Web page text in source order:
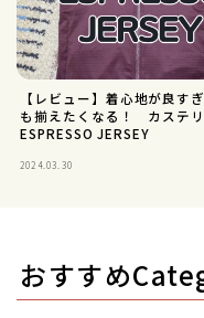
【レビュー】着心地が良す
も揃えたくなる！ カステリ
ESPRESSO JERSEY
2024.03.30
おすすめ